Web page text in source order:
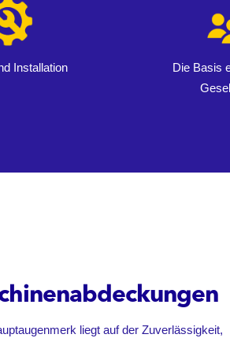
Installation
Die Basis
liegt auf der Zuverlässigkeit,